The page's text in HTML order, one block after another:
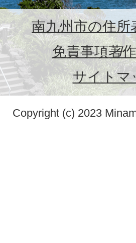
南九州市の住所
免責事項著
サイトマ
Copyright (c) 2023